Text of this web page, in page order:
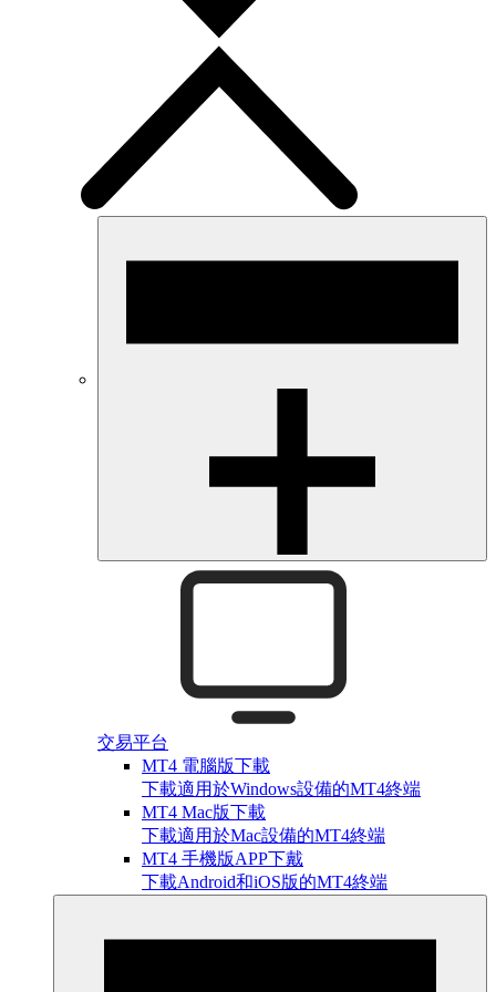
交易平台
MT4 電腦版下載
下載適用於Windows設備的MT4終端
MT4 Mac版下載
下載適用於Mac設備的MT4終端
MT4 手機版APP下戴
下載Android和iOS版的MT4終端